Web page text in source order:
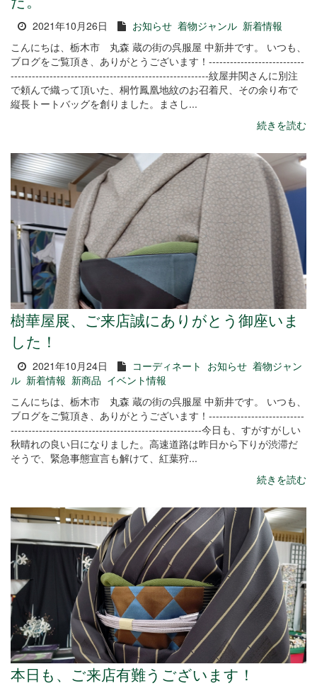
2021年10月26日 お知らせ 着物ジャンル 新着情報
こんにちは、栃木市 丸森 蔵の街の呉服屋 中新井です。 いつも、
ブログをご覧頂き、ありがとうございます！---------------------------
--------------------------------------------------------紋屋井関さんに別注
で頼んで織って頂いた、桐竹鳳凰地紋のお召着尺、その余り布で
縦長トートバッグを創りました。まさし...
続きを読む
樹華屋展、ご来店誠にありがとう御座いま
した！
2021年10月24日 コーディネート お知らせ 着物ジャン
ル 新着情報 新商品 イベント情報
こんにちは、栃木市 丸森 蔵の街の呉服屋 中新井です。 いつも、
ブログをご覧頂き、ありがとうございます！---------------------------
------------------------------------------------------今日も、すがすがしい
秋晴れの良い日になりました。高速道路は昨日から下りが渋滞だ
そうで、緊急事態宣言も解けて、紅葉狩...
続きを読む
本日も、ご来店有難うございます！